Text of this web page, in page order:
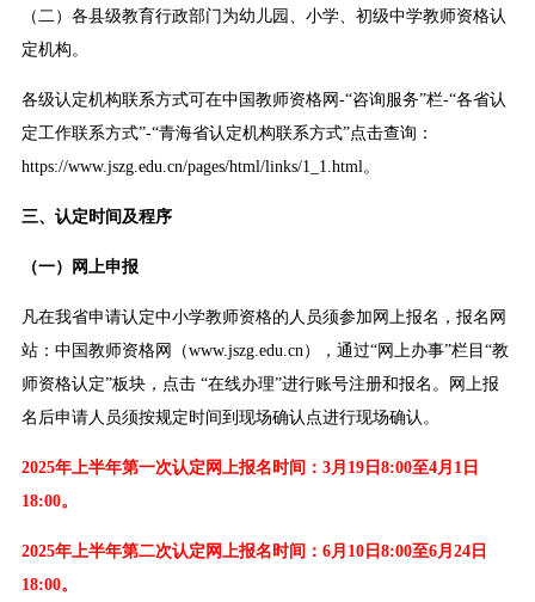
（二）各县级教育行政部门为幼儿园、小学、初级中学教师资格认
定机构。
各级认定机构联系方式可在中国教师资格网-“咨询服务”栏-“各省认
定工作联系方式”-“青海省认定机构联系方式”点击查询：
https://www.jszg.edu.cn/pages/html/links/1_1.html。
三、认定时间及程序
（一）网上申报
凡在我省申请认定中小学教师资格的人员须参加网上报名，报名网
站：中国教师资格网（www.jszg.edu.cn），通过“网上办事”栏目“教
师资格认定”板块，点击 “在线办理”进行账号注册和报名。网上报
名后申请人员须按规定时间到现场确认点进行现场确认。
2025年上半年第一次认定网上报名时间：3月19日8:00至4月1日
18:00。
2025年上半年第二次认定网上报名时间：6月10日8:00至6月24日
18:00。